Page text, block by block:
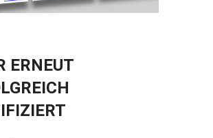
ERNEUT